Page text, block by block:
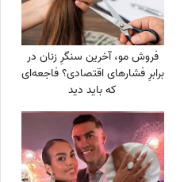
فروش مو، آخرین سنگرِ زنان در
برابرِ فشارهای اقتصادی؟ فاجعه‌ای
که باید دید